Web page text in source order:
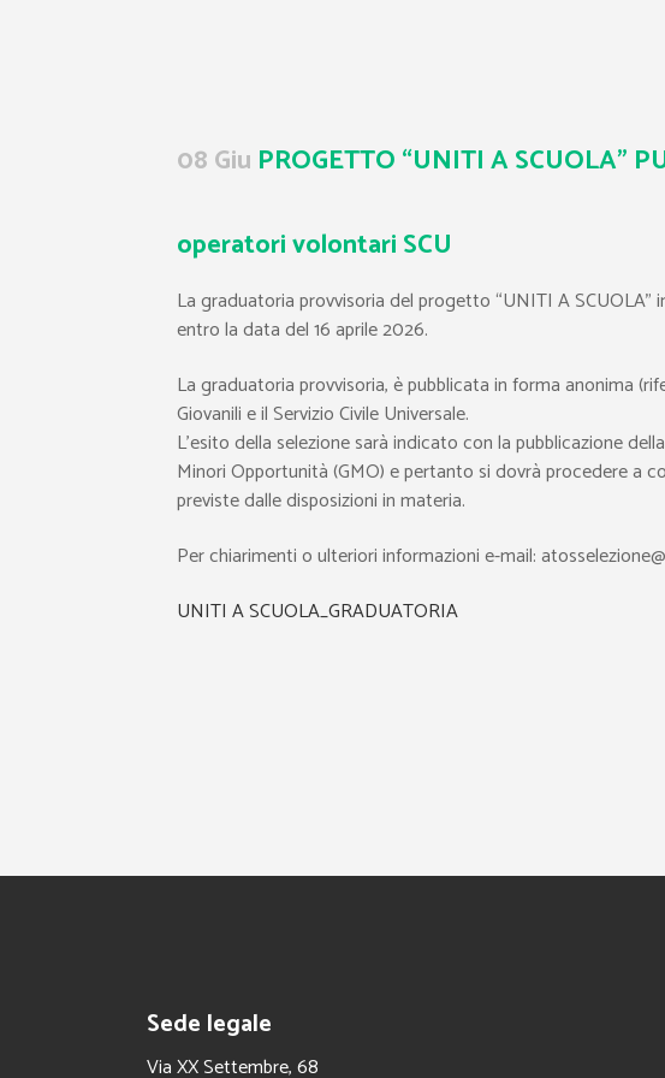
08 Giu PROGETTO “UNITI A SCUOLA”
operatori volontari SCU
La graduatoria provvisoria del progetto “UNITI A
entro la data del 16 aprile 2026.
La graduatoria provvisoria, è pubblicata in forma anonima
Giovanili e il Servizio Civile Universale.
L’esito della selezione sarà indicato con la pubblicazione
Minori Opportunità (GMO) e pertanto si dovrà procedere a
previste dalle disposizioni in materia.
Per chiarimenti o ulteriori informazioni e-mail:
UNITI A SCUOLA_GRADUATORIA
Sede legale
Via XX Settembre, 68